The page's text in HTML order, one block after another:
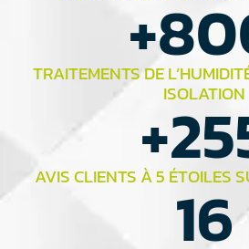
TRAITEMENTS DE
ISOLATION
+
AVIS CLIENTS À 5 ÉTOILES
+
16